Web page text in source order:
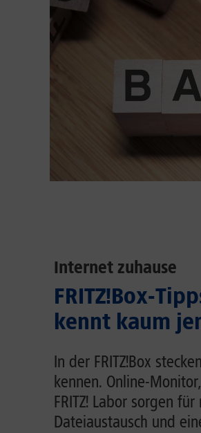
Internet zuhause
FRITZ!Box-
kennt kaum
In der FRITZ!Box
kennen. Online-
FRITZ! Labor sorgen
Dateiaustausch und